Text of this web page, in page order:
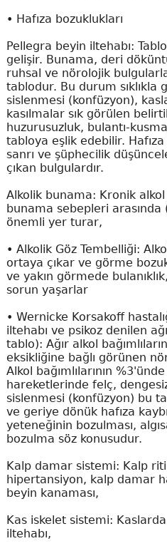
• Hafıza bozuklukları
Pellegra beyin iltehabı:
gelişir. Bunama, deri
ruhsal ve nörolojik
tablodur. Bu durum sıklıkla
sislenmesi (konfüzyon),
kasılmalar sık görülen
huzurusuzluk, bulantı-
tabloya eşlik edebilir.
sanrı ve şüphecilik
çıkan bulgulardır.
Alkolik bunama: Kronik alkol
bunama sebepleri
önemli yer turar,
• Alkolik Göz Tembelliği:
ortaya çıkar ve görme
ve yakın görmede
sorun yaşarlar
• Wernicke Korsakoff
iltehabı ve psikoz denilen
tablo): Ağır alkol
eksikliğine bağlı görünen
Alkol bağımlılarının
hareketlerinde felç,
sislenmesi (konfüzyon) bu
ve geriye dönük hafıza
yeteneğinin bozulması,
bozulma söz konusudur.
Kalp damar sistemi: Kalp
hipertansiyon, kalp damar
beyin kanaması,
Kas iskelet sistemi:
iltehabı,